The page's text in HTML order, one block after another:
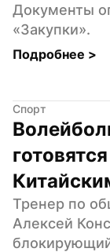
Документы
«Закупки».
Подробнее >
Спорт
Тренер по
Алексей